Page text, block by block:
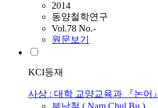
2014
동양철학연구
Vol.78 No.-
원문보기
KCI등재
사상 : 대학 교양교육과 『논어』